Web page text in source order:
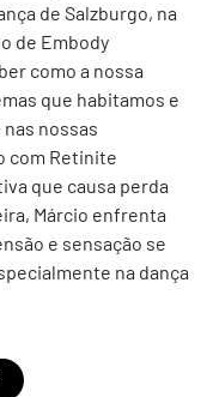
de Salzburgo, na
de Embody
como a nossa
que habitamos e
nossas
com Retinite
que causa perda
Márcio enfrenta
e sensação se
na dança